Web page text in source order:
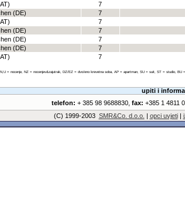
7
(DE) 7
7
(DE) 7
(DE) 7
(DE) 7
7
= nocenje, NZ = nocenjev&zajutrak, DZ/EZ = dvo/eno krevetna soba, AP = apartman, SU = suit, ST = studio, BU
upiti i
telefon: + 385 98 9688830, fax: +385 1 4811
(C) 1999-2003 SMR&Co. d.o.o. | opci uvjeti|